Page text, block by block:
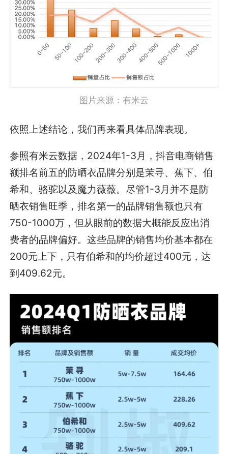
图片来源：有米云
依照上述结论，我们再来看具体品牌表现。
参照有米云数据，2024年1-3月，抖音电商销售
额排名前五的防晒衣品牌分别是茉寻、蕉下、伯
希和、骆驼以及魔力薇薇。尽管1-3月并不是防
晒衣销售旺季，排名第一的品牌销售额也只有
750-1000万，但从眼前的数据大概能反应出消
费者的品牌偏好。这些品牌的销售均价基本都在
200元上下，只有伯希和的均价超过400元，达
到409.62元。